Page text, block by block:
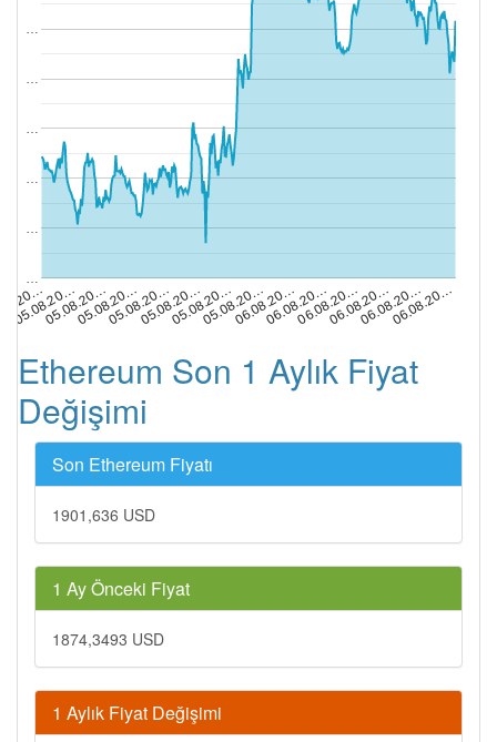
05.08.20…
05.08.20…05.08.20…05.08.20…05.08.20…05.08.20…05.08.20…06.08.20…06.08.20…06.08.20…06.08.20…06.08.20…
06.08.20…
…
…
…
…
…
Ethereum Son 1 Aylık Fiyat
Değişimi
Son Ethereum Fiyatı
1901,636 USD
1 Ay Önceki Fiyat
1874,3493 USD
1 Aylık Fiyat Değişimi